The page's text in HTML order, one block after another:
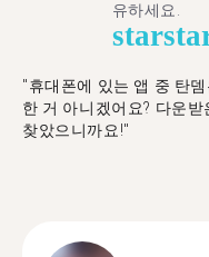
유하세요.
star
"휴대폰에 있는 앱 중 탄
한 거 아니겠어요? 다운
찾았으니까요!"